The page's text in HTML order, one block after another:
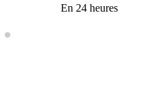
En 24 heures